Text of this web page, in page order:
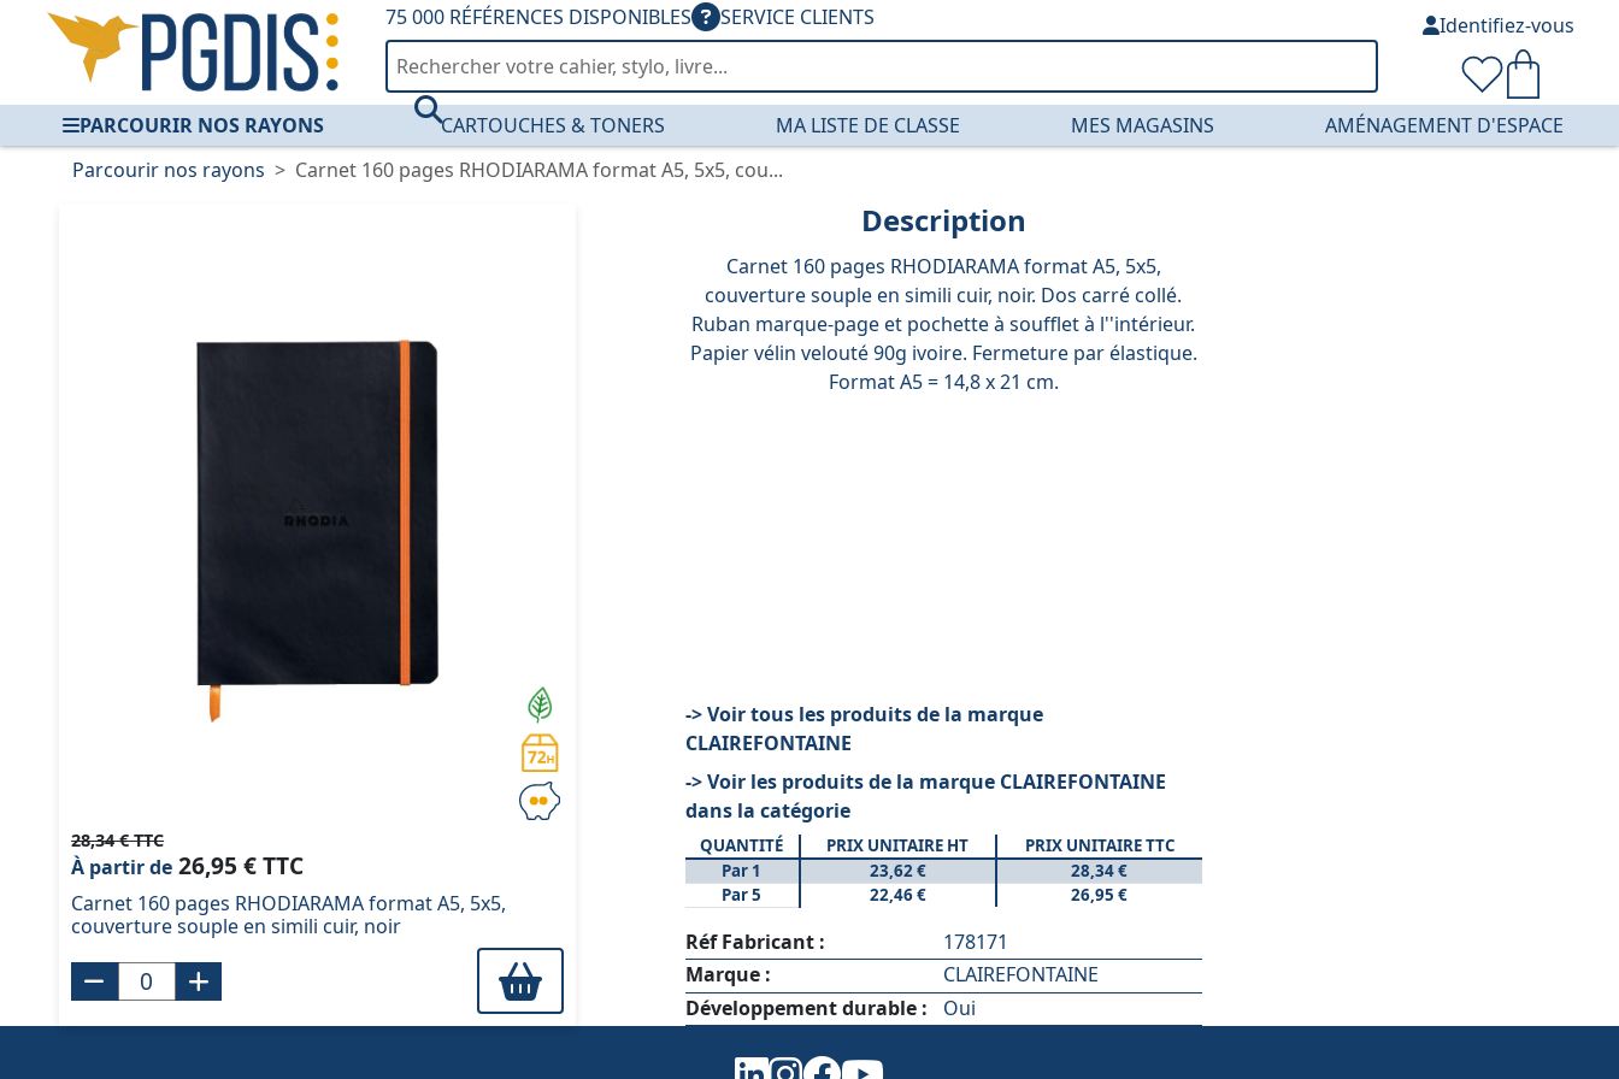
75 000 RÉFÉRENCES DISPONIBLES SERVICE CLIENTS
PARCOURIR NOS RAYONS CARTOUCHES & TONERS MA LISTE DE CLASSE MES MAGASINS AMÉNAGEMENT D'ESPACE
Identifiez-vous
Parcourir nos rayons Carnet 160 pages RHODIARAMA format A5, 5x5, cou...
28,34 € TTC
À partir de 26,95 € TTC
Carnet 160 pages RHODIARAMA format A5, 5x5,
couverture souple en simili cuir, noir
Description
Carnet 160 pages RHODIARAMA format A5, 5x5,
couverture souple en simili cuir, noir. Dos carré collé.
Ruban marque-page et pochette à soufflet à l''intérieur.
Papier vélin velouté 90g ivoire. Fermeture par élastique.
Format A5 = 14,8 x 21 cm.
-> Voir tous les produits de la marque
CLAIREFONTAINE
-> Voir les produits de la marque CLAIREFONTAINE
dans la catégorie
QUANTITÉ PRIX UNITAIRE HT
PRIX UNITAIRE TTC
Par 1
23,62 €
28,34 €
Par 5
22,46 € 26,95 €
Réf Fabricant :
178171
Marque :
CLAIREFONTAINE
Développement durable :
Oui